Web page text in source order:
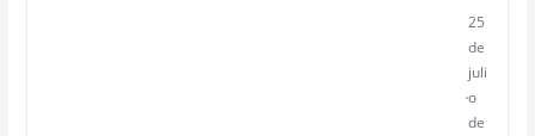
25
de
juli
o
de